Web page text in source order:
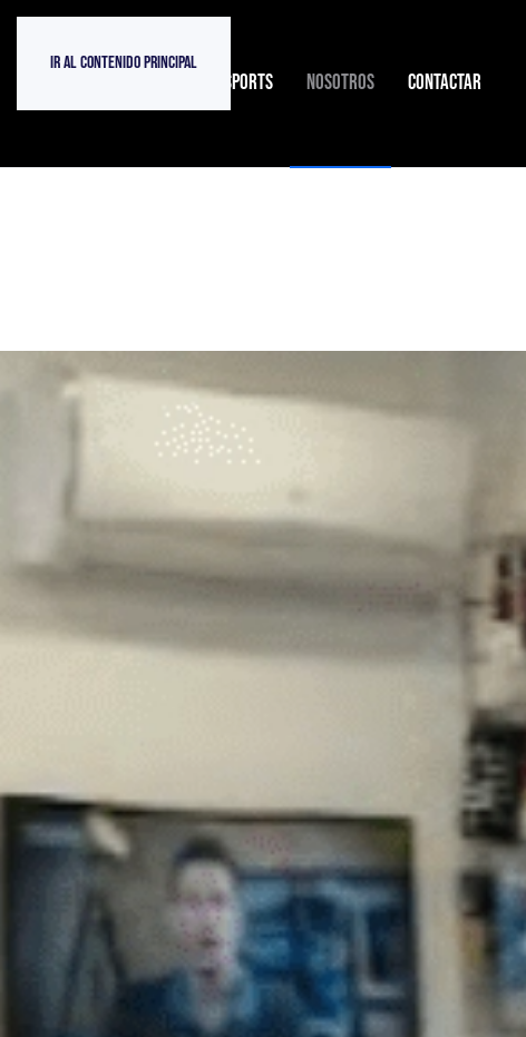
Ir al contenido principal
TIENDA ATOPESPORTS NOSOTROS CONTACTAR